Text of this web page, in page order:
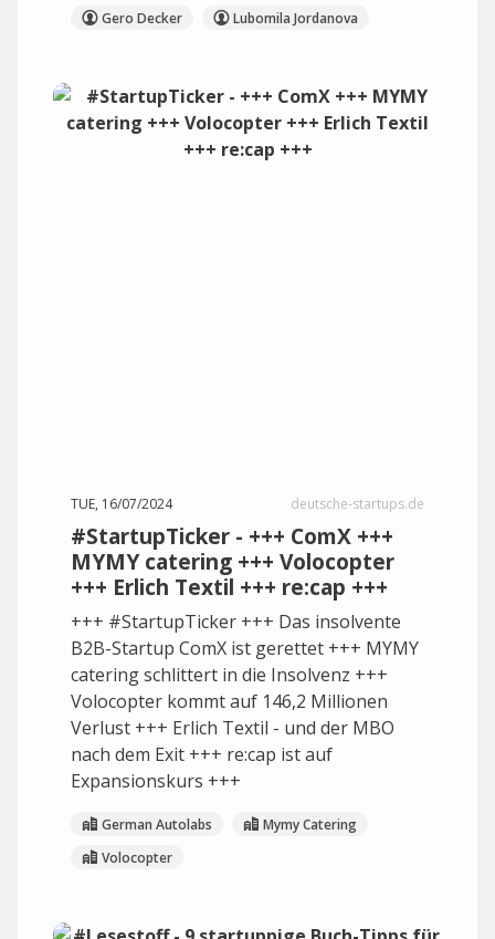
Gero Decker Lubomila Jordanova
TUE, 16/07/2024 deutsche-startups.de
#StartupTicker - +++ ComX +++
MYMY catering +++ Volocopter
+++ Erlich Textil +++ re:cap +++
+++ #StartupTicker +++ Das insolvente
B2B-Startup ComX ist gerettet +++ MYMY
catering schlittert in die Insolvenz +++
Volocopter kommt auf 146,2 Millionen
Verlust +++ Erlich Textil - und der MBO
nach dem Exit +++ re:cap ist auf
Expansionskurs +++
German Autolabs
Mymy Catering
Volocopter